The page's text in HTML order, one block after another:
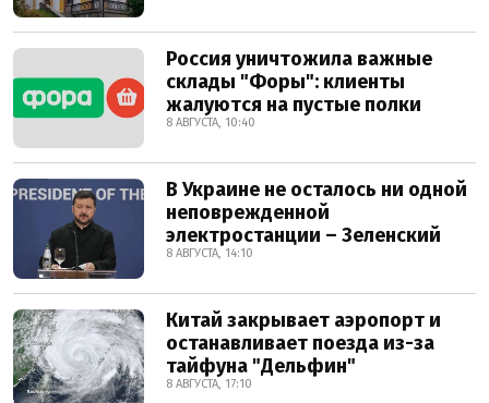
Россия уничтожила важные
склады "Форы": клиенты
жалуются на пустые полки
8 АВГУСТА, 10:40
В Украине не осталось ни одной
неповрежденной
электростанции – Зеленский
8 АВГУСТА, 14:10
Китай закрывает аэропорт и
останавливает поезда из-за
тайфуна "Дельфин"
8 АВГУСТА, 17:10